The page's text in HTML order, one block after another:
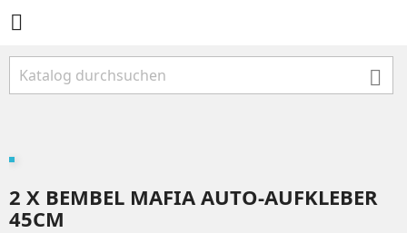


2 X BEMBEL MAFIA AUTO-AUFKLEBER
45CM